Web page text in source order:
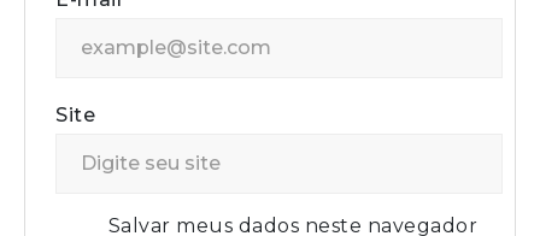
Site
Salvar meus dados neste navegador